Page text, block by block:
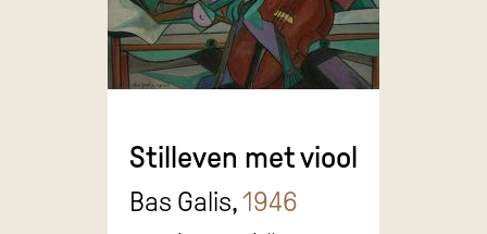
Stilleven met viool
Bas Galis,1946